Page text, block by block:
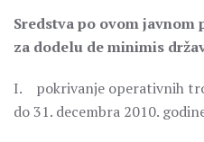
Sredstva po ovom
za dodelu de minimis
I. pokrivanje operativnih
do 31. decembra 2010.